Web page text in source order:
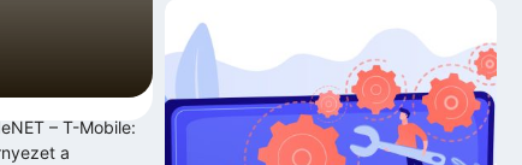
– T-Mobile:
a